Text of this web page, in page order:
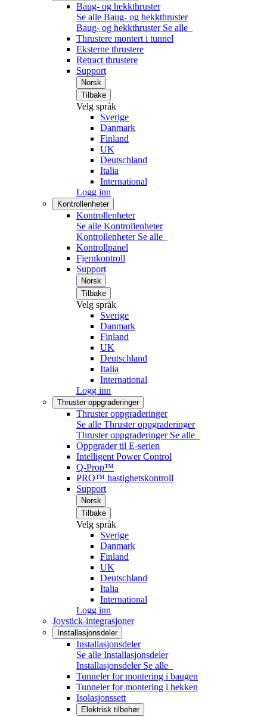
Baug- og hekkthruster
Se alle Baug- og hekkthruster
Baug- og hekkthruster Se alle
Thrustere montert i tunnel
Eksterne thrustere
Retract thrustere
Support
Norsk
Tilbake
Velg språk
Sverige
Danmark
Finland
UK
Deutschland
Italia
International
Logg inn
Kontrollenheter
Kontrollenheter
Se alle Kontrollenheter
Kontrollenheter Se alle
Kontrollpanel
Fjernkontroll
Support
Norsk
Tilbake
Velg språk
Sverige
Danmark
Finland
UK
Deutschland
Italia
International
Logg inn
Thruster oppgraderinger
Thruster oppgraderinger
Se alle Thruster oppgraderinger
Thruster oppgraderinger Se alle
Oppgrader til E-serien
Intelligent Power Control
Q-Prop™
PRO™ hastighetskontroll
Support
Norsk
Tilbake
Velg språk
Sverige
Danmark
Finland
UK
Deutschland
Italia
International
Logg inn
Joystick-integrasjoner
Installasjonsdeler
Installasjonsdeler
Se alle Installasjonsdeler
Installasjonsdeler Se alle
Tunneler for montering i baugen
Tunneler for montering i hekken
Isolasjonssett
Elektrisk tilbehør